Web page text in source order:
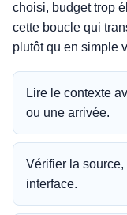
choisi, budget trop
cette boucle qui
plutôt qu en simple
Lire le contexte
ou une arrivée.
Vérifier la source,
interface.